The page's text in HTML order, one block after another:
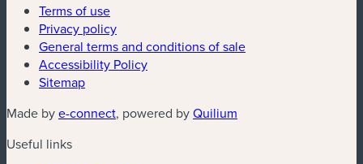
Terms of use
Privacy policy
General terms and conditions of sale
Accessibility Policy
Sitemap
Made bye-connect(new window)
, powered byQuilium
Useful links